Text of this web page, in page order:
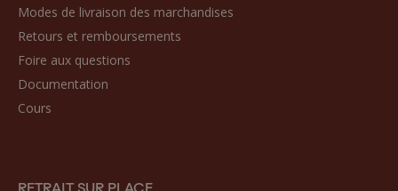
Modes de livraison des marchandises
Retours et remboursements
Foire aux questions
Documentation
Cours
RETRAIT SUR PLACE